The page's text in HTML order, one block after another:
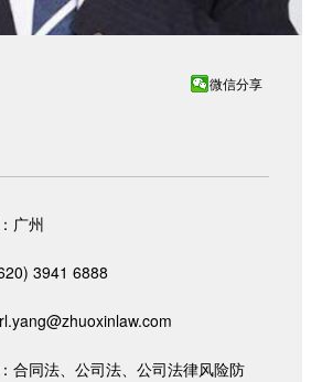
微信分享
广州
3941 6888
合同法、公司法、公司法律风险防